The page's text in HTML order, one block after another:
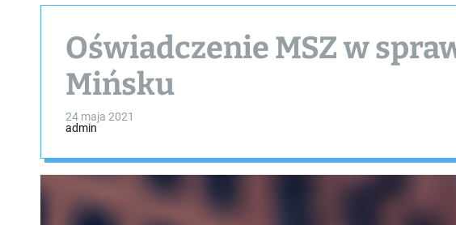
t
Oświadczenie MSZ w
Mińsku
24 maja 2021
admin